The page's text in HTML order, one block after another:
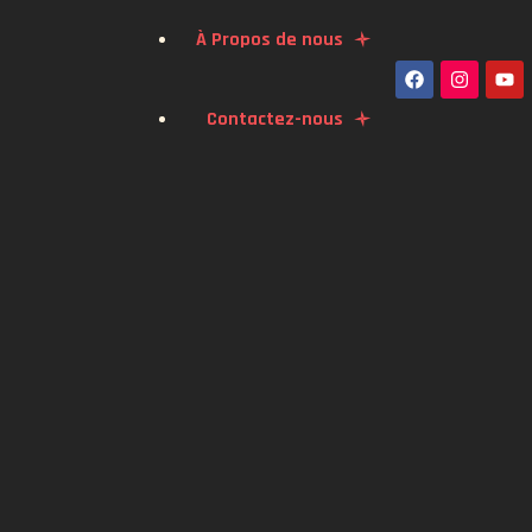
À Propos de nous
Contactez-nous